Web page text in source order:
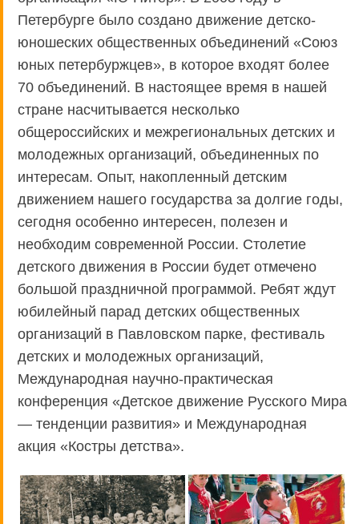
Петербурге было создано движение детско-
юношеских общественных объединений «Союз
юных петербуржцев», в которое входят более
70 объединений. В настоящее время в нашей
стране насчитывается несколько
общероссийских и межрегиональных детских и
молодежных организаций, объединенных по
интересам. Опыт, накопленный детским
движением нашего государства за долгие годы,
сегодня особенно интересен, полезен и
необходим современной России. Столетие
детского движения в России будет отмечено
большой праздничной программой. Ребят ждут
юбилейный парад детских общественных
организаций в Павловском парке, фестиваль
детских и молодежных организаций,
Международная научно-практическая
конференция «Детское движение Русского Мира
— тенденции развития» и Международная
акция «Костры детства».